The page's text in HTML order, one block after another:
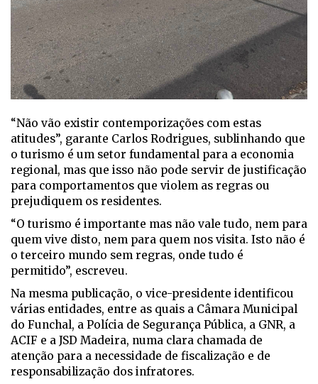
“Não vão existir contemporizações com estas
atitudes”, garante Carlos Rodrigues, sublinhando que
o turismo é um setor fundamental para a economia
regional, mas que isso não pode servir de justificação
para comportamentos que violem as regras ou
prejudiquem os residentes.
“O turismo é importante mas não vale tudo, nem para
quem vive disto, nem para quem nos visita. Isto não é
o terceiro mundo sem regras, onde tudo é
permitido”, escreveu.
Na mesma publicação, o vice-presidente identificou
várias entidades, entre as quais a Câmara Municipal
do Funchal, a Polícia de Segurança Pública, a GNR, a
ACIF e a JSD Madeira, numa clara chamada de
atenção para a necessidade de fiscalização e de
responsabilização dos infratores.